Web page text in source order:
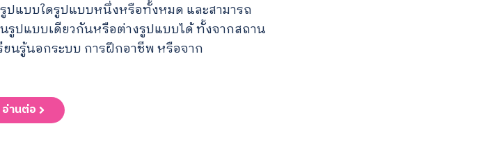
ปแบบใดรูปแบบหนึ่งหรือทั้งหมด และสามารถ
รูปแบบเดียวกันหรือต่างรูปแบบได้ ทั้งจากสถาน
นรู้นอกระบบ การฝึกอาชีพ หรือจาก
อ่านต่อ